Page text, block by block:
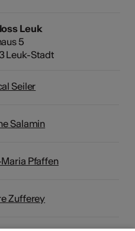
Leuk
5
Leuk-Stadt
Seiler
Salamin
Pfaffen
Zufferey